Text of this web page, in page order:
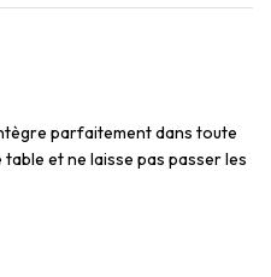
parfaitement dans toute
et ne laisse pas passer les